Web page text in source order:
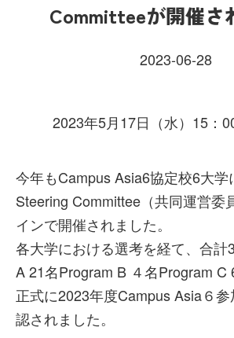
Committeeが開催さ
2023-06-28
2023年5月17日（水）15：
今年もCampus Asia6協定校6大学
Steering Committee（共同運営委
インで開催されました。
各大学における選考を経て、合計
A 21名Program B ４名Program C
正式に2023年度Campus Asia６
認されました。